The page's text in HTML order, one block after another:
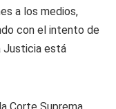
a los medios,
con el intento de
Justicia está